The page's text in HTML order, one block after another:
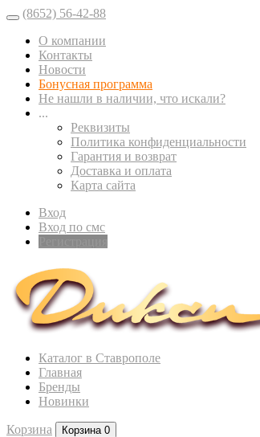
(8652) 56-42-88
О компании
Контакты
Новости
Бонусная программа
Не нашли в наличии, что искали?
...
Реквизиты
Политика конфиденциальности
Гарантия и возврат
Доставка и оплата
Карта сайта
Вход
Вход по смс
Каталог в Ставрополе
Главная
Бренды
Новинки
Корзина Корзина 0